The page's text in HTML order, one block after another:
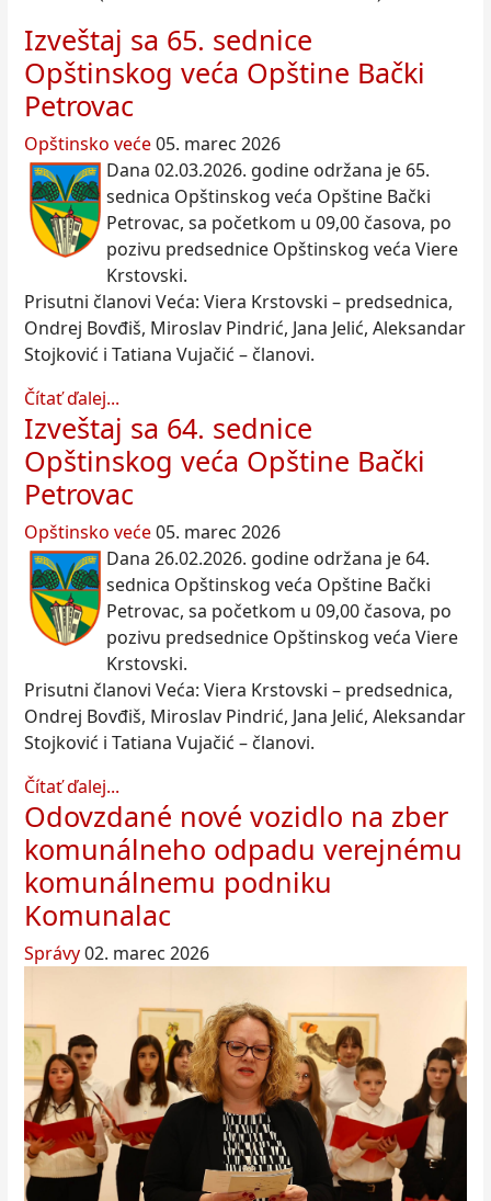
Izveštaj sa 65. sednice
Opštinskog veća Opštine Bački
Petrovac
Opštinsko veće05. marec 2026
Dana 02.03.2026. godine održana je 65.
sednica Opštinskog veća Opštine Bački
Petrovac, sa početkom u 09,00 časova, po
pozivu predsednice Opštinskog veća Viere
Krstovski.
Prisutni članovi Veća: Viera Krstovski – predsednica,
Ondrej Bovđiš, Miroslav Pindrić, Jana Jelić, Aleksandar
Stojković i Tatiana Vujačić – članovi.
Čítať ďalej...
Izveštaj sa 64. sednice
Opštinskog veća Opštine Bački
Petrovac
Opštinsko veće05. marec 2026
Dana 26.02.2026. godine održana je 64.
sednica Opštinskog veća Opštine Bački
Petrovac, sa početkom u 09,00 časova, po
pozivu predsednice Opštinskog veća Viere
Krstovski.
Prisutni članovi Veća: Viera Krstovski – predsednica,
Ondrej Bovđiš, Miroslav Pindrić, Jana Jelić, Aleksandar
Stojković i Tatiana Vujačić – članovi.
Čítať ďalej...
Odovzdané nové vozidlo na zber
komunálneho odpadu verejnému
komunálnemu podniku
Komunalac
Správy02. marec 2026